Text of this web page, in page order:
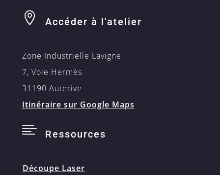
 Accéder à l'atelier
Zone Industrielle Lavigne
7, Voie Hermès
31190 Auterive
Itinéraire sur Google Maps
 Ressources
Découpe Laser